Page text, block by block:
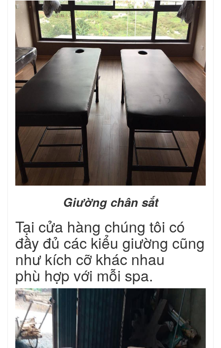
Giường chân sắt
Tại cửa hàng chúng tôi có
đầy đủ các kiểu giường cũng
như kích cỡ khác nhau
phù hợp với mỗi spa.